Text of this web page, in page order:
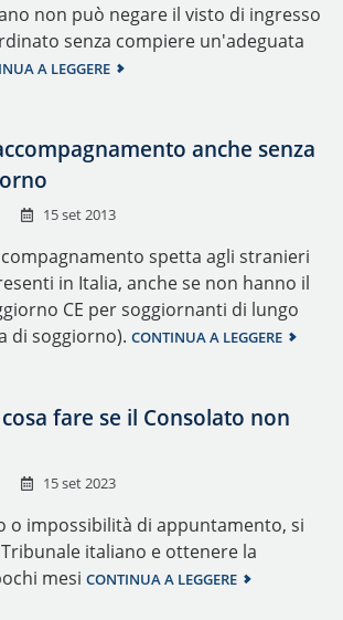
non può negare il visto di ingresso
senza compiere un'adeguata
A LEGGERE
anche senza
15 set 2013
spetta agli stranieri
in Italia, anche se non hanno il
CE per soggiornanti di lungo
di soggiorno). CONTINUA A LEGGERE
fare se il Consolato non
15 set 2023
o impossibilità di appuntamento, si
italiano e ottenere la
mesi CONTINUA A LEGGERE